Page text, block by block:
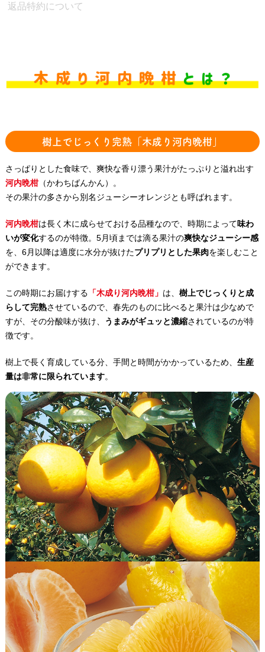
返品特約について
樹上でじっくり完熟「木成り河内晩柑」
さっぱりとした食味で、爽快な香り漂う果汁がたっぷりと溢れ出す
河内晩柑（かわちばんかん）。
その果汁の多さから別名ジューシーオレンジとも呼ばれます。
河内晩柑は長く木に成らせておける品種なので、時期によって 味わ
いが変化するのが特徴。5月頃までは滴る果汁の爽快なジューシー感
を、6月以降は適度に水分が抜けたプリプリとした果肉を楽しむこと
ができます。
この時期にお届けする 「木成り河内晩柑」 は、 樹上でじっくりと成
らして完熟させているので、春先のものに比べると果汁は少なめで
すが、その分酸味が抜け、
うまみがギュッと濃縮されているのが特
徴です。
樹上で長く育成している分、手間と時間がかかっているため、 生産
量は非常に限られています。